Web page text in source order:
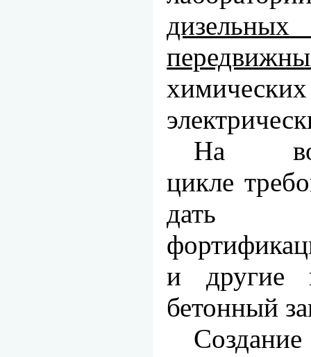
На
цикле
дать
и другие
бетонный